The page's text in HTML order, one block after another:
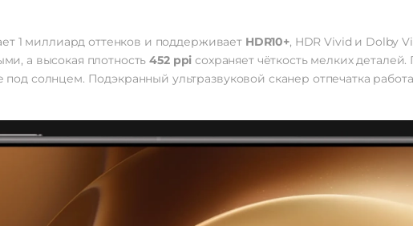
1 миллиард оттенков и поддерживает HDR10+, HDR Vivid и Dolby
а высокая плотность452 ppi сохраняет чёткость мелких
солнцем. Подэкранный ультразвуковой сканер отпечатка